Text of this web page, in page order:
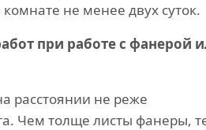
не менее двух суток.
при работе с фанерой
расстоянии не реже
Чем толще листы фанеры,